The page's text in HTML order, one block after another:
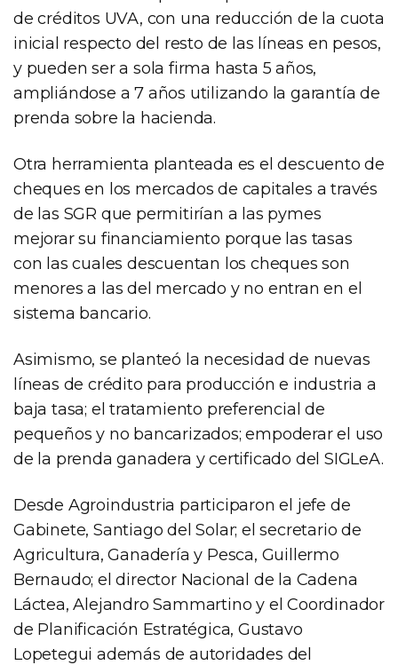
de créditos UVA, con una reducción de la cuota
inicial respecto del resto de las líneas en pesos,
y pueden ser a sola firma hasta 5 años,
ampliándose a 7 años utilizando la garantía de
prenda sobre la hacienda.
Otra herramienta planteada es el descuento de
cheques en los mercados de capitales a través
de las SGR que permitirían a las pymes
mejorar su financiamiento porque las tasas
con las cuales descuentan los cheques son
menores a las del mercado y no entran en el
sistema bancario.
Asimismo, se planteó la necesidad de nuevas
líneas de crédito para producción e industria a
baja tasa; el tratamiento preferencial de
pequeños y no bancarizados; empoderar el uso
de la prenda ganadera y certificado del SIGLeA.
Desde Agroindustria participaron el jefe de
Gabinete, Santiago del Solar; el secretario de
Agricultura, Ganadería y Pesca, Guillermo
Bernaudo; el director Nacional de la Cadena
Láctea, Alejandro Sammartino y el Coordinador
de Planificación Estratégica, Gustavo
Lopetegui además de autoridades del